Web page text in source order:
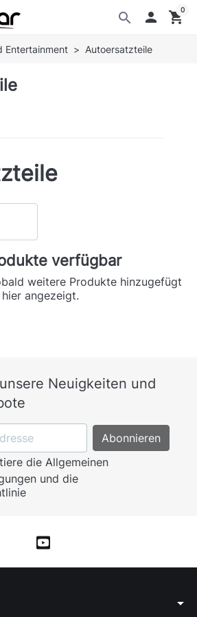
search  shopping_cart
0
Entertainment Autoersatzteile
verfügbar
weitere Produkte hinzugefügt
angezeigt.
Neuigkeiten und
die Allgemeinen
und die
arrow_drop_down